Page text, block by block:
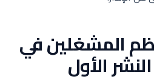
المشغلين في
الأول